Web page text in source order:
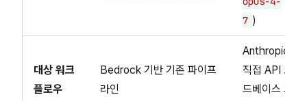
7 )
대상 워크
플로우
Bedrock 기반 기존 파이프
라인
Anthropic
직접 API 코
드베이스 그